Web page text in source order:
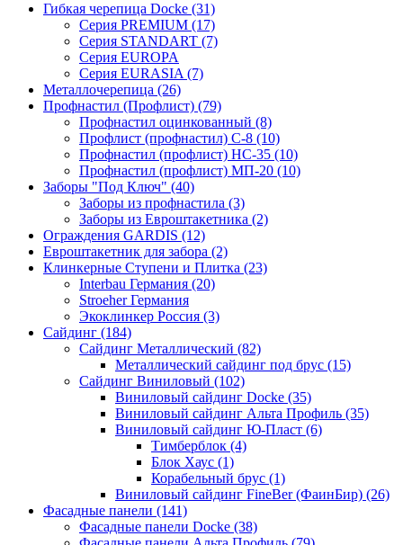
Гибкая черепица Docke (31)
Серия PREMIUM (17)
Серия STANDART (7)
Серия EUROPA
Серия EURASIA (7)
Металлочерепица (26)
Профнастил (Профлист) (79)
Профнастил оцинкованный (8)
Профлист (профнастил) С-8 (10)
Профнастил (профлист) НС-35 (10)
Профнастил (профлист) МП-20 (10)
Заборы "Под Ключ" (40)
Заборы из профнастила (3)
Заборы из Евроштакетника (2)
Ограждения GARDIS (12)
Евроштакетник для забора (2)
Клинкерные Ступени и Плитка (23)
Interbau Германия (20)
Stroeher Германия
Экоклинкер Россия (3)
Сайдинг (184)
Сайдинг Металлический (82)
Металлический сайдинг под брус (15)
Сайдинг Виниловый (102)
Виниловый сайдинг Docke (35)
Виниловый сайдинг Альта Профиль (35)
Виниловый сайдинг Ю-Пласт (6)
Тимберблок (4)
Блок Хаус (1)
Корабельный брус (1)
Виниловый сайдинг FineBer (ФаинБир) (26)
Фасадные панели (141)
Фасадные панели Docke (38)